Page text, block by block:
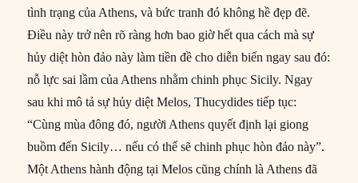
tình trạng của Athens, và bức tranh đó không hề đẹp đẽ.
Điều này trở nên rõ ràng hơn bao giờ hết qua cách mà sự
hủy diệt hòn đảo này làm tiền đề cho diễn biến ngay sau đó:
nỗ lực sai lầm của Athens nhằm chinh phục Sicily. Ngay
sau khi mô tả sự hủy diệt Melos, Thucydides tiếp tục:
“Cùng mùa đông đó, người Athens quyết định lại giong
buồm đến Sicily… nếu có thể sẽ chinh phục hòn đảo này”.
Một Athens hành động tại Melos cũng chính là Athens đã